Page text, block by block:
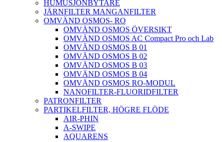
HUMUSJONBYTARE
JÄRNFILTER MANGANFILTER
OMVÄND OSMOS- RO
OMVÄND OSMOS ÖVERSIKT
OMVÄND OSMOS AC Compact Pro och Lab
OMVÄND OSMOS B 01
OMVÄND OSMOS B 02
OMVÄND OSMOS B 03
OMVÄND OSMOS B 04
OMVÄND OSMOS RO-MODUL
NANOFILTER-FLUORIDFILTER
PATRONFILTER
PARTIKELFILTER, HÖGRE FLÖDE
AIR-PHIN
A-SWIPE
AQUARENS